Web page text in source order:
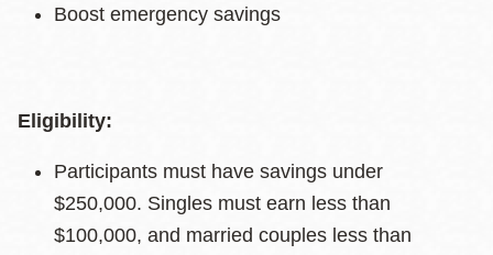
Boost emergency savings
Eligibility:
Participants must have savings under
$250,000. Singles must earn less than
$100,000, and married couples less than